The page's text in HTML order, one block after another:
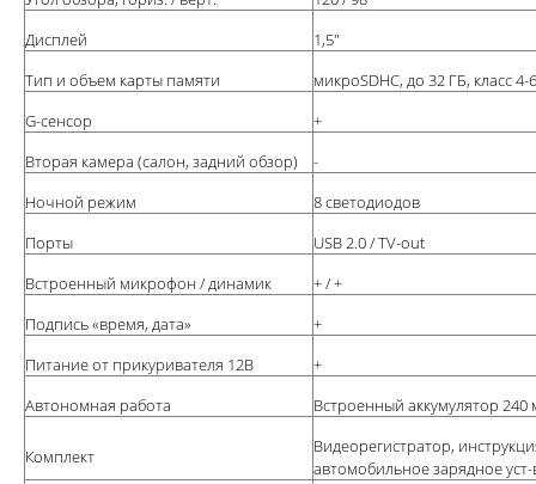
Дисплей
1,5"
Тип и объем карты памяти
микроSDHC, до 32 ГБ, класс 4-6
G-сенсор
+
Вторая камера (салон, задний обзор)
-
Ночной режим
8 светодиодов
Порты
USB 2.0 / TV-out
Встроенный микрофон / динамик
+ / +
Подпись «время, дата»
+
Питание от прикуривателя 12В
+
Автономная работа
Встроенный аккумулятор 240
Комплект
Видеорегистратор,
автомобильное зарядное